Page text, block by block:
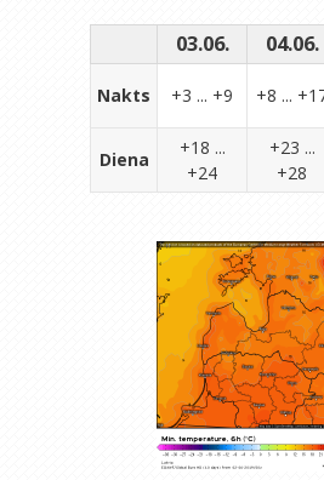
03.06. 04.06.
Nakts +3 ... +9 +8 ...
Diena
+18 ...
+24
+23 ...
+28